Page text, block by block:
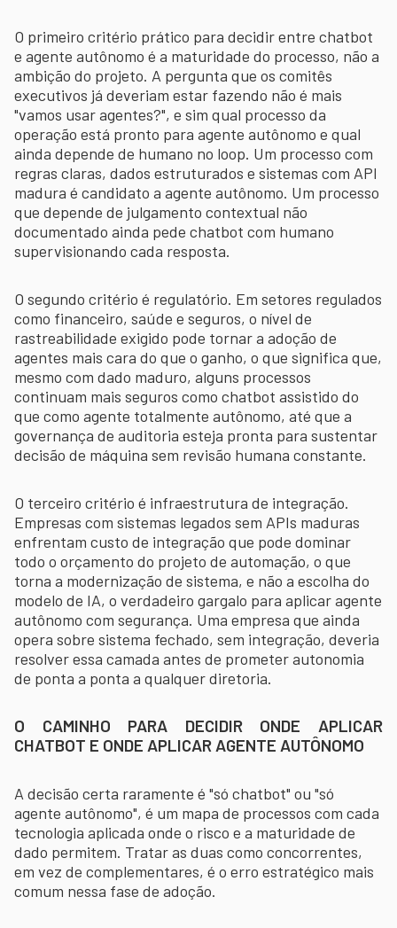
O primeiro critério prático para decidir entre chatbot
e agente autônomo é a maturidade do processo, não a
ambição do projeto. A pergunta que os comitês
executivos já deveriam estar fazendo não é mais
"vamos usar agentes?", e sim qual processo da
operação está pronto para agente autônomo e qual
ainda depende de humano no loop. Um processo com
regras claras, dados estruturados e sistemas com API
madura é candidato a agente autônomo. Um processo
que depende de julgamento contextual não
documentado ainda pede chatbot com humano
supervisionando cada resposta.
O segundo critério é regulatório. Em setores regulados
como financeiro, saúde e seguros, o nível de
rastreabilidade exigido pode tornar a adoção de
agentes mais cara do que o ganho, o que significa que,
mesmo com dado maduro, alguns processos
continuam mais seguros como chatbot assistido do
que como agente totalmente autônomo, até que a
governança de auditoria esteja pronta para sustentar
decisão de máquina sem revisão humana constante.
O terceiro critério é infraestrutura de integração.
Empresas com sistemas legados sem APIs maduras
enfrentam custo de integração que pode dominar
todo o orçamento do projeto de automação, o que
torna a modernização de sistema, e não a escolha do
modelo de IA, o verdadeiro gargalo para aplicar agente
autônomo com segurança. Uma empresa que ainda
opera sobre sistema fechado, sem integração, deveria
resolver essa camada antes de prometer autonomia
de ponta a ponta a qualquer diretoria.
O CAMINHO PARA DECIDIR ONDE APLICAR
CHATBOT E ONDE APLICAR AGENTE AUTÔNOMO
A decisão certa raramente é "só chatbot" ou "só
agente autônomo", é um mapa de processos com cada
tecnologia aplicada onde o risco e a maturidade de
dado permitem. Tratar as duas como concorrentes,
em vez de complementares, é o erro estratégico mais
comum nessa fase de adoção.